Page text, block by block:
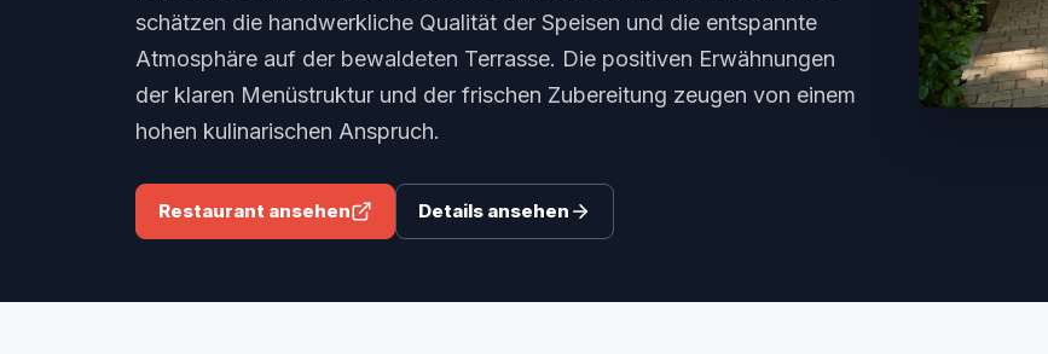
schätzen die handwerkliche Qualität der Speisen und die entspannte
Atmosphäre auf der bewaldeten Terrasse. Die positiven Erwähnungen
der klaren Menüstruktur und der frischen Zubereitung zeugen von einem
hohen kulinarischen Anspruch.
Restaurant ansehen Details ansehen